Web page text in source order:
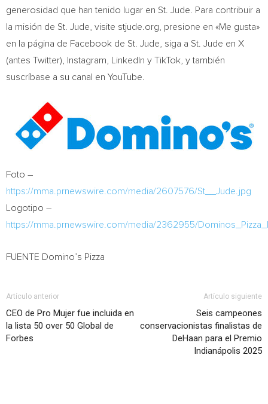
generosidad que han tenido lugar en St. Jude. Para contribuir a
la misión de St. Jude, visite stjude.org, presione en «Me gusta»
en la página de Facebook de St. Jude, siga a St. Jude en X
(antes Twitter), Instagram, LinkedIn y TikTok, y también
suscríbase a su canal en YouTube.
Foto –
https://mma.prnewswire.com/media/2607576/St__Jude.jpg
Logotipo –
https://mma.prnewswire.com/media/2362955/
FUENTE Domino’s Pizza
Artículo anterior
CEO de Pro Mujer fue incluida en
la lista 50 over 50 Global de
Forbes
Artículo siguiente
Seis campeones
conservacionistas finalistas de
DeHaan para el Premio
Indianápolis 2025